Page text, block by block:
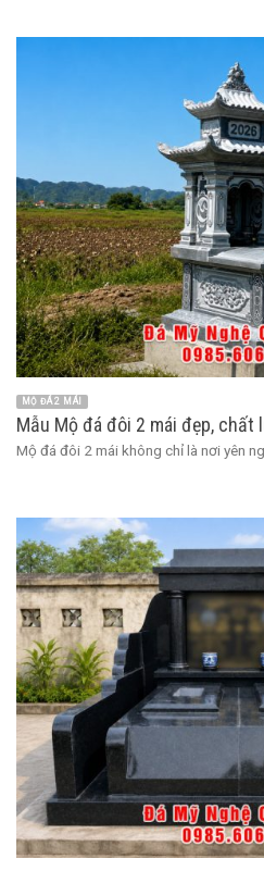
MỘ ĐÁ 2 MÁI
Mẫu Mộ đá đôi 2 mái đẹp,
Mộ đá đôi 2 mái không chỉ là nơi yên